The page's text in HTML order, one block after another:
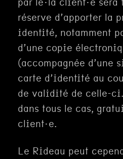
réserve d’apporter la
identité, notamment
d’une copie
(accompagnée d’une
carte d’identité au
de validité de celle-
dans tous le cas,
client·e.
Le Rideau peut